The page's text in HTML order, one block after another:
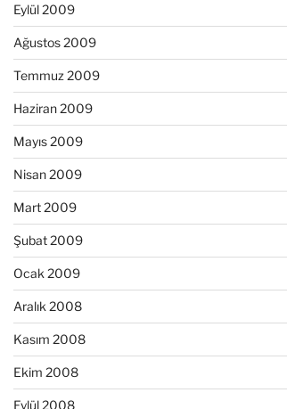
Eylül 2009
Ağustos 2009
Temmuz 2009
Haziran 2009
Mayıs 2009
Nisan 2009
Mart 2009
Şubat 2009
Ocak 2009
Aralık 2008
Kasım 2008
Ekim 2008
Eylül 2008